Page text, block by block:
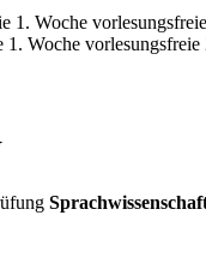
1. Woche
1. Woche